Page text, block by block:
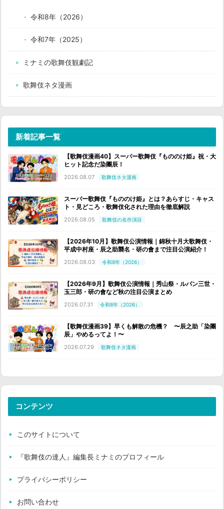
令和8年（2026）
令和7年（2025）
ミナミの歌舞伎観劇記
歌舞伎ネタ漫画
新着記事一覧
【歌舞伎漫画40】スーパー歌舞伎『もののけ姫』祝・大
ヒット記念だ染團辰！
2026.08.07 歌舞伎ネタ漫画
スーパー歌舞伎『もののけ姫』とは？あらすじ・キャス
ト・見どころ・歌舞伎化された理由を徹底解説
2026.08.05 歌舞伎の名作演目
【2026年10月】歌舞伎公演情報｜錦秋十月大歌舞伎・
平成中村座・辰之助襲名・研の會まで注目公演紹介！
2026.08.03 令和8年（2026）
【2026年9月】歌舞伎公演情報｜秀山祭・ルパン三世・
玉三郎・研の會など秋の注目公演まとめ
2026.07.31 令和8年（2026）
【歌舞伎漫画39】早くも解散の危機？ 〜辰之助「染團
辰」やめるってよ！〜
2026.07.29 歌舞伎ネタ漫画
コンテンツ
このサイトについて
『歌舞伎の達人』編集長ミナミのプロフィール
プライバシーポリシー
お問い合わせ